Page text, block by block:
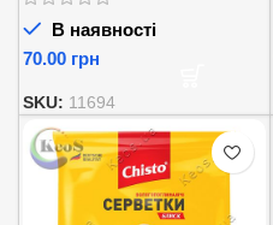
В наявності
грн
SKU: 11694